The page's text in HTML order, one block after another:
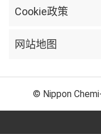
Cookie政策
网站地图
© Nippon